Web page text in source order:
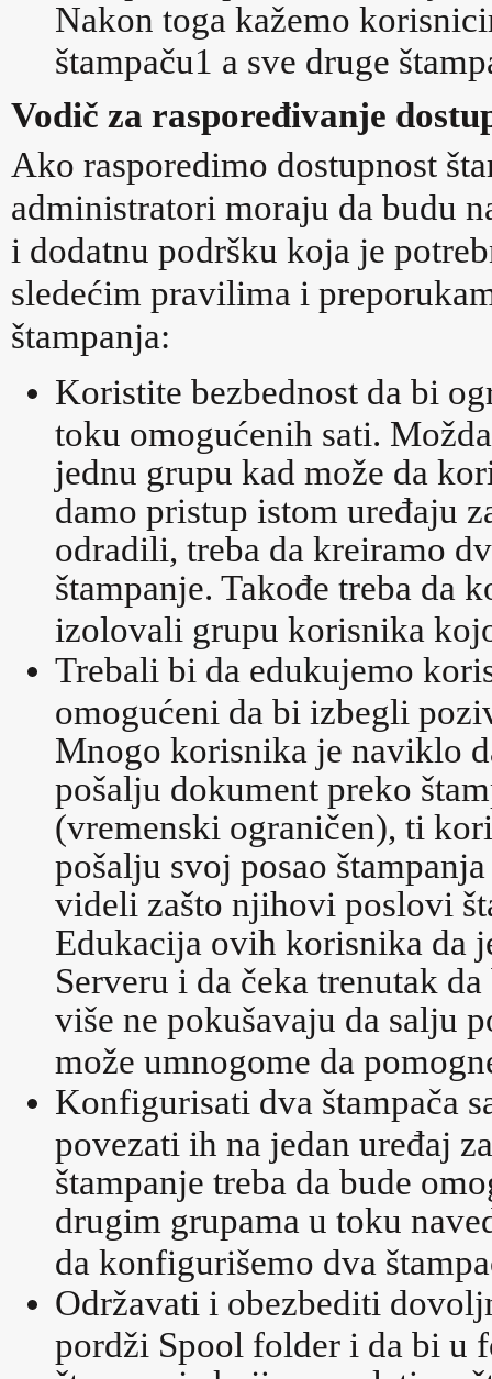
Nakon toga kažemo
štampaču1 a sve druge
Vodič za raspoređivanje
Ako rasporedimo dostupnost
administratori moraju da budu
i dodatnu podršku koja je
sledećim pravilima i
štampanja:
Koristite bezbednost da bi
toku omogućenih sati.
jednu grupu kad može da
damo pristup istom uređaju
odradili, treba da kreiramo
štampanje. Takođe treba da
izolovali grupu korisnika
Trebali bi da edukujemo
omogućeni da bi izbegli
Mnogo korisnika je naviklo
pošalju dokument preko
(vremenski ograničen), ti
pošalju svoj posao
videli zašto njihovi poslovi
Edukacija ovih korisnika da
Serveru i da čeka trenutak
više ne pokušavaju da salju
može umnogome da
Konfigurisati dva štampača
povezati ih na jedan uređaj
štampanje treba da bude
drugim grupama u toku
da konfigurišemo dva
Održavati i obezbediti
pordži Spool folder i da bi u